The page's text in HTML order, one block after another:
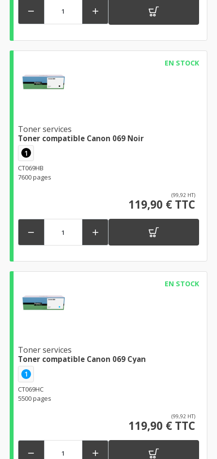
 
EN STOCK
Toner services
Toner compatible Canon 069 Noir
1
CT069HB
7600 pages
(99,92 HT)
119,90 € TTC
 
EN STOCK
Toner services
Toner compatible Canon 069 Cyan
1
CT069HC
5500 pages
(99,92 HT)
119,90 € TTC
 